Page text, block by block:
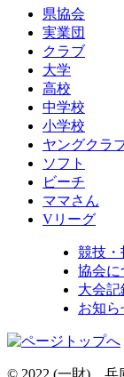
県協会
実業団
クラブ
大学
高校
中学校
小学校
ヤングクラ
ソフト
ビーチ
ママさん
Vリーグ
競技・
協会に
大会記
お知ら